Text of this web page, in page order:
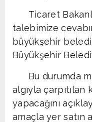
Ticaret
talebimize
büyükşehir
Büyükşehir
Bu durumda
algıyla çarpıtılan
yapacağını
amaçla yer satın